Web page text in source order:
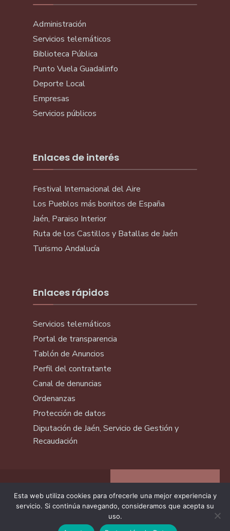
Administración
Servicios telemáticos
Biblioteca Pública
Punto Vuela Guadalinfo
Deporte Local
Empresas
Servicios públicos
Enlaces de interés
Festival Internacional del Aire
Los Pueblos más bonitos de España
Jaén, Paraiso Interior
Ruta de los Castillos y Batallas de Jaén
Turismo Andalucía
Enlaces rápidos
Servicios telemáticos
Portal de transparencia
Tablón de Anuncios
Perfil del contratante
Canal de denuncias
Ordenanzas
Protección de datos
Diputación de Jaén, Servicio de Gestión y
Recaudación
Esta web utiliza cookies para ofrecerle una mejor experiencia y
servicio. Si continúa navegando, consideramos que acepta su
uso.